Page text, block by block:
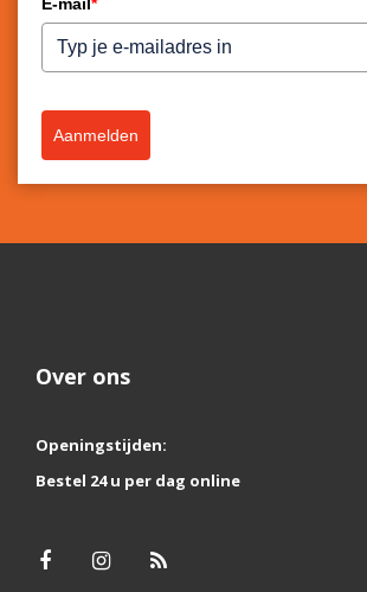
E-mail*
Aanmelden
Over ons
Openingstijden:
Bestel 24 u per dag online